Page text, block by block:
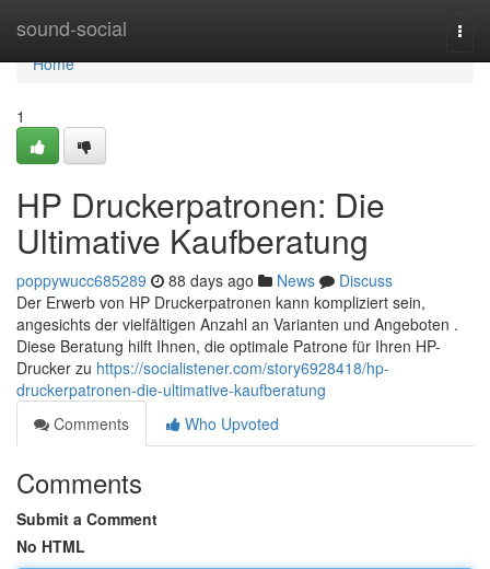
sound-social
Home
Home
1
HP Druckerpatronen: Die
Ultimative Kaufberatung
poppywucc685289 88 days ago News
Discuss
Der Erwerb von HP Druckerpatronen kann kompliziert sein,
angesichts der vielfältigen Anzahl an Varianten und Angeboten .
Diese Beratung hilft Ihnen, die optimale Patrone für Ihren HP-
Drucker zu https://socialistener.com/story6928418/hp-
druckerpatronen-die-ultimative-kaufberatung
Comments
Who Upvoted
Comments
Submit a Comment
No HTML